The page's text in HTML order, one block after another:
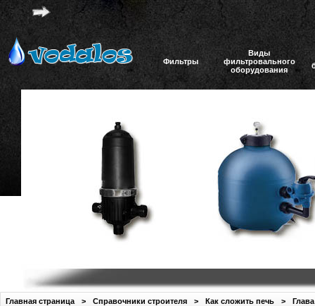
Фильтры
Виды
фильтровального
оборудования
Главная страница > Справочники строителя > Как сложить печь >